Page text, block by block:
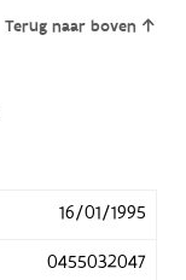
Terug naar boven
16/01/1995
0455032047